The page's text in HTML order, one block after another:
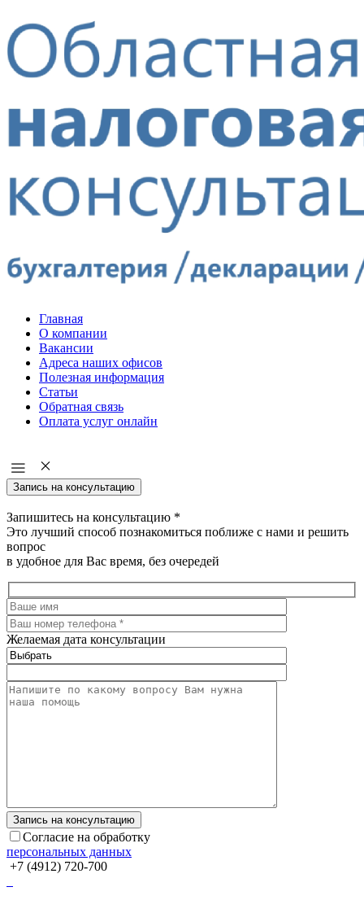
Главная
О компании
Вакансии
Адреса наших офисов
Полезная информация
Статьи
Обратная связь
Оплата услуг онлайн
Запись на консультацию
Запишитесь на консультацию *
Это лучший способ познакомиться поближе с нами и решить
вопрос
в удобное для Вас время, без очередей
Желаемая дата консультации
Согласие на обработку
персональных данных
+7 (4912) 720-700